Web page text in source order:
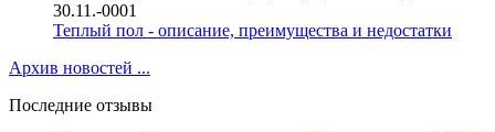
30.11.-0001
Теплый пол - описание, преимущества и недостатки
Архив новостей ...
Последние отзывы